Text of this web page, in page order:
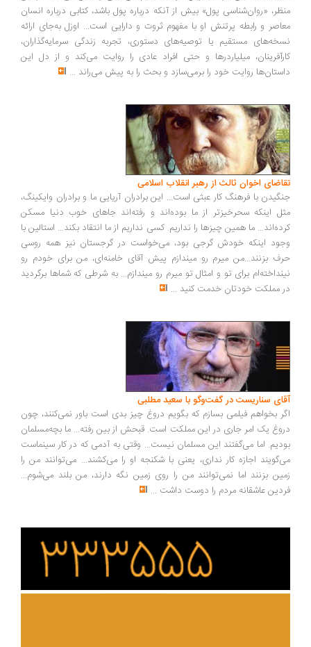
«روان‌شناسی پول» بیش از آنکه درباره پول باشد، کتابی درباره انسان
و رابطه پرتنش او با مفهوم ثروت و دارایی است... اوزل به‌جای ارائه
مستقیم یا توصیه‌های دستوری، تجربه زندگی سرمایه‌گذاران،
میلیاردرها و حتی افراد عادی را روایت می‌کند و از دل این
روایت خود را برمی‌سازد و بحث را به پیش می‌راند...
اخوان ثالث از رهبر انقلاب اسلامی
با فرهنگ کار عبثی است... این برادران آریایی ما و برادران وایکینگ،
اینکه سحرخیزتر از ما بوده‌اند و رفته‌اند جاهای خوب دنیا مسکن
ما همین چیزها را نداریم. کسی نداریم از ما انتقاد بکند... استالین با
اینکه خودش گرجی بود، می‌خواست در گرجستان نیز همه روسی
بزنند...من میرم رو میندازم پیش آقای خامنه‌ای، من برای خودم رو
برای تو و امثال تو میرم رو میندازم... به شرطی که شماها برگردید
مملکت خودتان خدمت کنید...
سناریست در گفت‌وگو با سعید مطلبی
بخواهم فیلمی بسازم که بگویم دروغ چیز بدی است باور نمی‌کنند، چون
یک امر جاری در این مملکت است. قبحش از بین رفته... ما بچه‌مسلمان
اما می‌گفتند این مسلمان نیست... وقتی به آدمی که در کار سینماست
اجازه کار نداری، یعنی با شکنجه او را می‌کشند... می‌توانند من را
بزنند اما نمی‌توانند من را روی زمین نگه دارند، من بلند می‌شوم...
عاشقانه مردم را دوست داشت ...